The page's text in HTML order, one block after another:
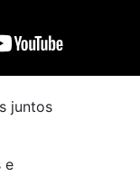
juntos
e